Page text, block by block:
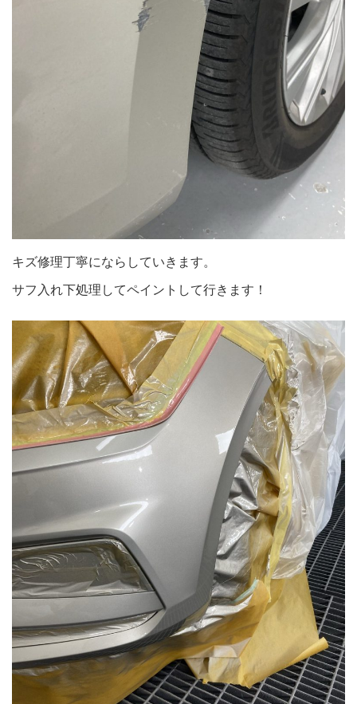
キズ修理丁寧にならしていきます。
サフ入れ下処理してペイントして行きます！